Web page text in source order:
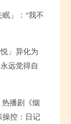
」：“我不
」异化为
远觉得自
播剧《烟
控：日记